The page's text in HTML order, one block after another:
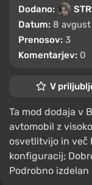
Dodano:
Datum: 8
Prenosov: 3
Komentarjev: 0
V
Ta mod dodaja v
avtomobil z
osvetlitvijo in več
konfiguracij;
Podrobno